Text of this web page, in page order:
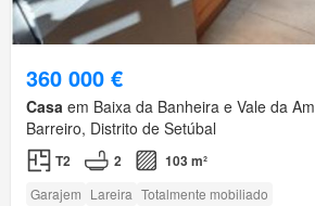
360 000 €
Casa em Baixa da Banheira e Vale da
Barreiro, Distrito de Setúbal
T2 2 103 m²
Garajem Lareira Totalmente mobiliado